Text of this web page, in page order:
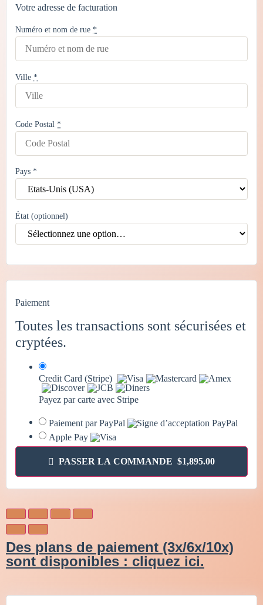
Votre adresse de facturation
Numéro et nom de rue *
Ville *
Code Postal *
Pays *
État (optionnel)
Paiement
Toutes les transactions sont sécurisées et
cryptées.
Credit Card (Stripe)
Payez par carte avec Stripe
Paiement par PayPal
Apple Pay
PASSER LA COMMANDE $1,895.00
Des plans de paiement (3x/6x/10x)
sont disponibles : cliquez ici.